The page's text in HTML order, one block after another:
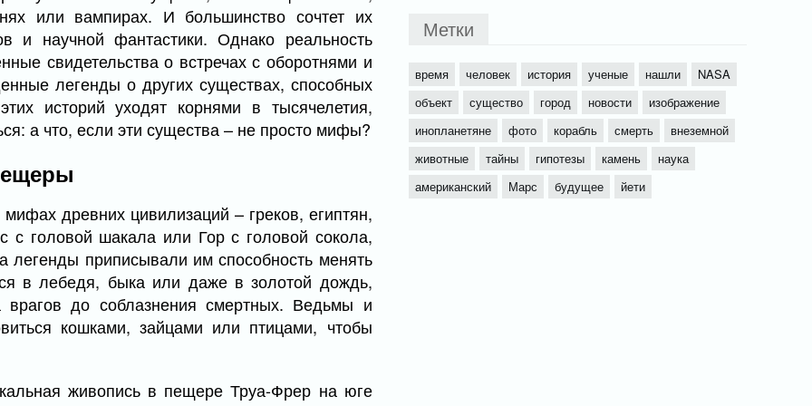
или вампирах. И большинство сочтет их
и научной фантастики. Однако реальность
свидетельства о встречах с оборотнями и
легенды о других существах, способных
историй уходят корнями в тысячелетия,
а что, если эти существа – не просто мифы?
древних цивилизаций – греков, египтян,
с головой шакала или Гор с головой сокола,
легенды приписывали им способность менять
в лебедя, быка или даже в золотой дождь,
до соблазнения смертных. Ведьмы и
кошками, зайцами или птицами, чтобы
живопись в пещере Труа-Фрер на юге
Метки
время человек история ученые нашли
NASA
объект
существо город новости
изображение
инопланетяне
фото корабль смерть
внеземной
животные
тайны гипотезы камень
наука
американский
Марс будущее йети